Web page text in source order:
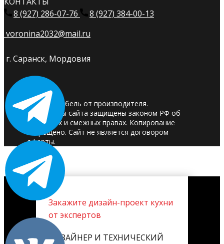
8 (927) 286-07-76
8 (927) 384-00-13
voronina2032@mail.ru
г. Саранск, Мордовия
© 2025. Мебель от производителя.
Материалы сайта защищены законом РФ об
авторских и смежных правах. Копирование
запрещено. Сайт не является договором
оферты.
Закажите дизайн-проект кухни
от экспертов
ДИЗАЙНЕР И ТЕХНИЧЕСКИЙ